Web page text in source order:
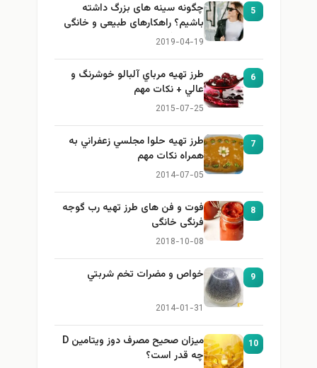
5
چگونه سینه های بزرگ داشته
باشیم؟ راهکارهای طبیعی و خانگی
برای بزرگ کردن سینه
2019-04-19
6
طرز تهيه مرباي آلبالو خوشرنگ و
عالي + نكات مهم
2015-07-25
7
طرز تهيه حلوا مجلسي زعفراني به
همراه نكات مهم
2014-07-05
8
فوت و فن های طرز تهیه رب گوجه
فرنگی خانگی
2018-10-08
9 خواص و مضرات تخم شربتي
2014-01-31
10
میزان صحیح مصرف دوز ویتامین D
چه قدر است؟